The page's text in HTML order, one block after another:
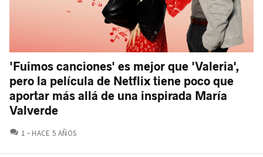
'Fuimos canciones' es mejor que 'Valeria',
pero la película de Netflix tiene poco que
aportar más allá de una inspirada María
Valverde
1 COMENTARIOS
HACE 5 AÑOS